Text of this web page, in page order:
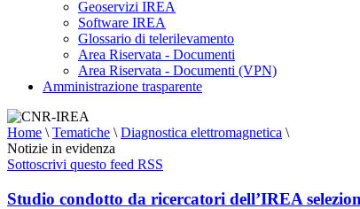
Geoservizi IREA
Software IREA
Glossario di telerilevamento
Area Riservata - Documenti
Area Riservata - Documenti (VPN)
Amministrazione trasparente
Home \ Tematiche \ Diagnostica elettromagnetica \
Notizie in evidenza
Sottoscrivi questo feed RSS
Studio condotto da ricercatori dell’IREA